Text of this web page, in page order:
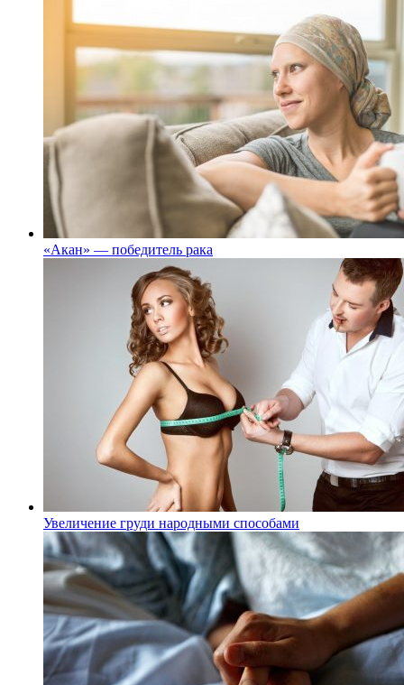
«Акан» — победитель рака
Увеличение груди народными способами